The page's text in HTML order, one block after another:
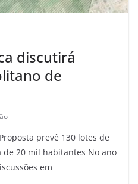
discutirá
de
prevê 130 lotes de
de 20 mil habitantes No ano
em